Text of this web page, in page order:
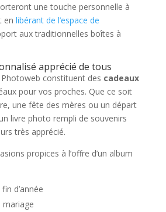
une touche personnelle à
en libérant de l’espace de
aux traditionnelles boîtes à
apprécié de tous
constituent des cadeaux
pour vos proches. Que ce soit
une fête des mères ou un départ
livre photo rempli de souvenirs
très apprécié.
propices à l’offre d’un album
d’année
mariage